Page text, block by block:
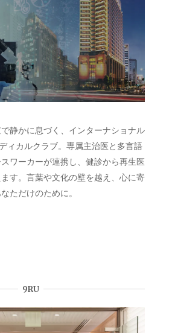
静かに息づく、インターナショナル
ィカルクラブ。専属主治医と多言語
ワーカーが連携し、健診から再生医
す。言葉や文化の壁を越え、心に寄
ただけのために。
9RU